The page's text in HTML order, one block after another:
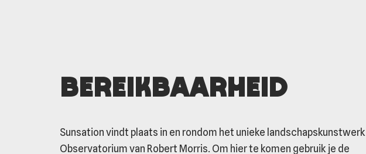
Bereikbaarheid
Sunsation vindt plaats in en rondom het unieke landschapskunstwerk
Observatorium van Robert Morris. Om hier te komen gebruik je de